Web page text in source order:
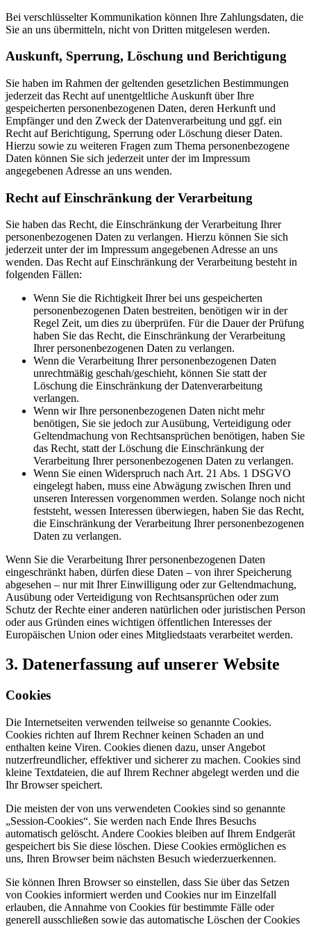
Bei verschlüsselter Kommunikation können Ihre Zahlungsdaten, die
Sie an uns übermitteln, nicht von Dritten mitgelesen werden.
Auskunft, Sperrung, Löschung und Berichtigung
Sie haben im Rahmen der geltenden gesetzlichen Bestimmungen
jederzeit das Recht auf unentgeltliche Auskunft über Ihre
gespeicherten personenbezogenen Daten, deren Herkunft und
Empfänger und den Zweck der Datenverarbeitung und ggf. ein
Recht auf Berichtigung, Sperrung oder Löschung dieser Daten.
Hierzu sowie zu weiteren Fragen zum Thema personenbezogene
Daten können Sie sich jederzeit unter der im Impressum
angegebenen Adresse an uns wenden.
Recht auf Einschränkung der Verarbeitung
Sie haben das Recht, die Einschränkung der Verarbeitung Ihrer
personenbezogenen Daten zu verlangen. Hierzu können Sie sich
jederzeit unter der im Impressum angegebenen Adresse an uns
wenden. Das Recht auf Einschränkung der Verarbeitung besteht in
folgenden Fällen:
Wenn Sie die Richtigkeit Ihrer bei uns gespeicherten
personenbezogenen Daten bestreiten, benötigen wir in der
Regel Zeit, um dies zu überprüfen. Für die Dauer der Prüfung
haben Sie das Recht, die Einschränkung der Verarbeitung
Ihrer personenbezogenen Daten zu verlangen.
Wenn die Verarbeitung Ihrer personenbezogenen Daten
unrechtmäßig geschah/geschieht, können Sie statt der
Löschung die Einschränkung der Datenverarbeitung
verlangen.
Wenn wir Ihre personenbezogenen Daten nicht mehr
benötigen, Sie sie jedoch zur Ausübung, Verteidigung oder
Geltendmachung von Rechtsansprüchen benötigen, haben Sie
das Recht, statt der Löschung die Einschränkung der
Verarbeitung Ihrer personenbezogenen Daten zu verlangen.
Wenn Sie einen Widerspruch nach Art. 21 Abs. 1 DSGVO
eingelegt haben, muss eine Abwägung zwischen Ihren und
unseren Interessen vorgenommen werden. Solange noch nicht
feststeht, wessen Interessen überwiegen, haben Sie das Recht,
die Einschränkung der Verarbeitung Ihrer personenbezogenen
Daten zu verlangen.
Wenn Sie die Verarbeitung Ihrer personenbezogenen Daten
eingeschränkt haben, dürfen diese Daten – von ihrer Speicherung
abgesehen – nur mit Ihrer Einwilligung oder zur Geltendmachung,
Ausübung oder Verteidigung von Rechtsansprüchen oder zum
Schutz der Rechte einer anderen natürlichen oder juristischen Person
oder aus Gründen eines wichtigen öffentlichen Interesses der
Europäischen Union oder eines Mitgliedstaats verarbeitet werden.
3. Datenerfassung auf unserer Website
Cookies
Die Internetseiten verwenden teilweise so genannte Cookies.
Cookies richten auf Ihrem Rechner keinen Schaden an und
enthalten keine Viren. Cookies dienen dazu, unser Angebot
nutzerfreundlicher, effektiver und sicherer zu machen. Cookies sind
kleine Textdateien, die auf Ihrem Rechner abgelegt werden und die
Ihr Browser speichert.
Die meisten der von uns verwendeten Cookies sind so genannte
„Session-Cookies“. Sie werden nach Ende Ihres Besuchs
automatisch gelöscht. Andere Cookies bleiben auf Ihrem Endgerät
gespeichert bis Sie diese löschen. Diese Cookies ermöglichen es
uns, Ihren Browser beim nächsten Besuch wiederzuerkennen.
Sie können Ihren Browser so einstellen, dass Sie über das Setzen
von Cookies informiert werden und Cookies nur im Einzelfall
erlauben, die Annahme von Cookies für bestimmte Fälle oder
generell ausschließen sowie das automatische Löschen der Cookies